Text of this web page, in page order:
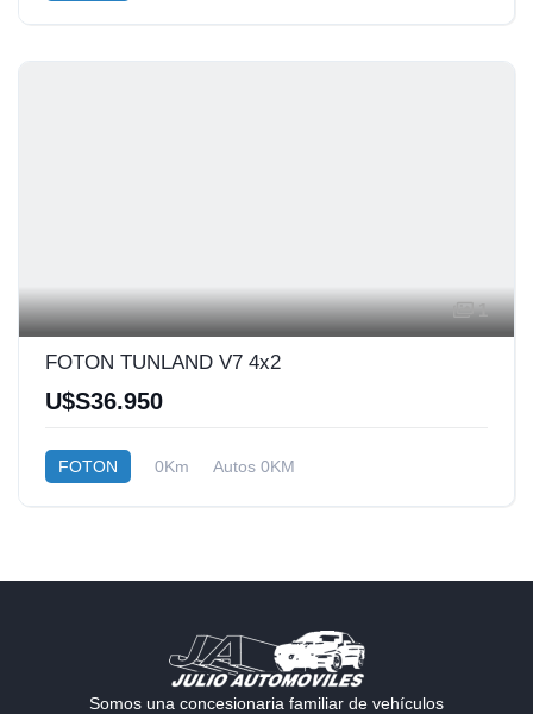
1
FOTON TUNLAND V7 4x2
U$S36.950
FOTON 0Km Autos 0KM
Somos una concesionaria familiar de vehículos